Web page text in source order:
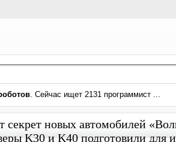
. Сейчас ищет 2131 программист ...
секрет новых автомобилей
K30 и K40 подготовили для